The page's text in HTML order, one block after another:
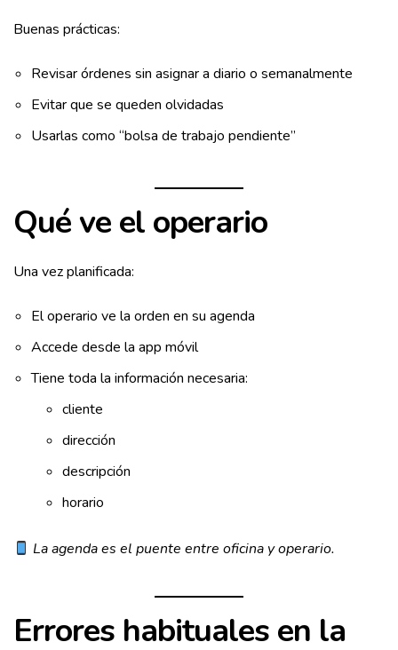
Buenas prácticas:
Revisar órdenes sin asignar a diario o semanalmente
Evitar que se queden olvidadas
Usarlas como “bolsa de trabajo pendiente”
Qué ve el operario
Una vez planificada:
El operario ve la orden en su agenda
Accede desde la app móvil
Tiene toda la información necesaria:
cliente
dirección
descripción
horario
La agenda es el puente entre oficina y operario.
Errores habituales en la